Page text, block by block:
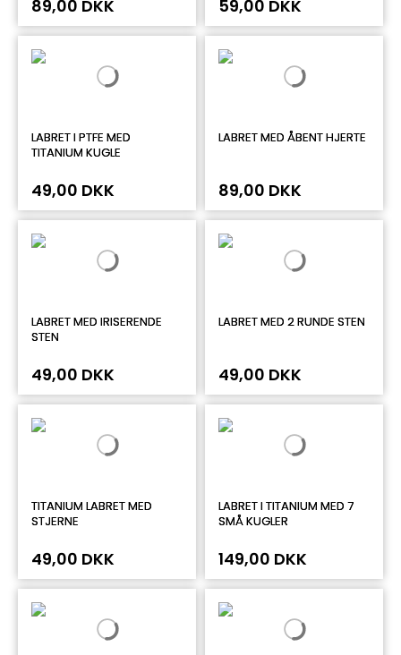
89,00 DKK 59,00 DKK
LABRET I PTFE MED
TITANIUM KUGLE
49,00 DKK
LABRET MED ÅBENT HJERTE
89,00 DKK
LABRET MED IRISERENDE
STEN
49,00 DKK
LABRET MED 2 RUNDE STEN
49,00 DKK
TITANIUM LABRET MED
STJERNE
49,00 DKK
LABRET I TITANIUM MED 7
SMÅ KUGLER
149,00 DKK